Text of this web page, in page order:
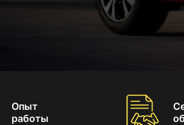
Опыт
работы